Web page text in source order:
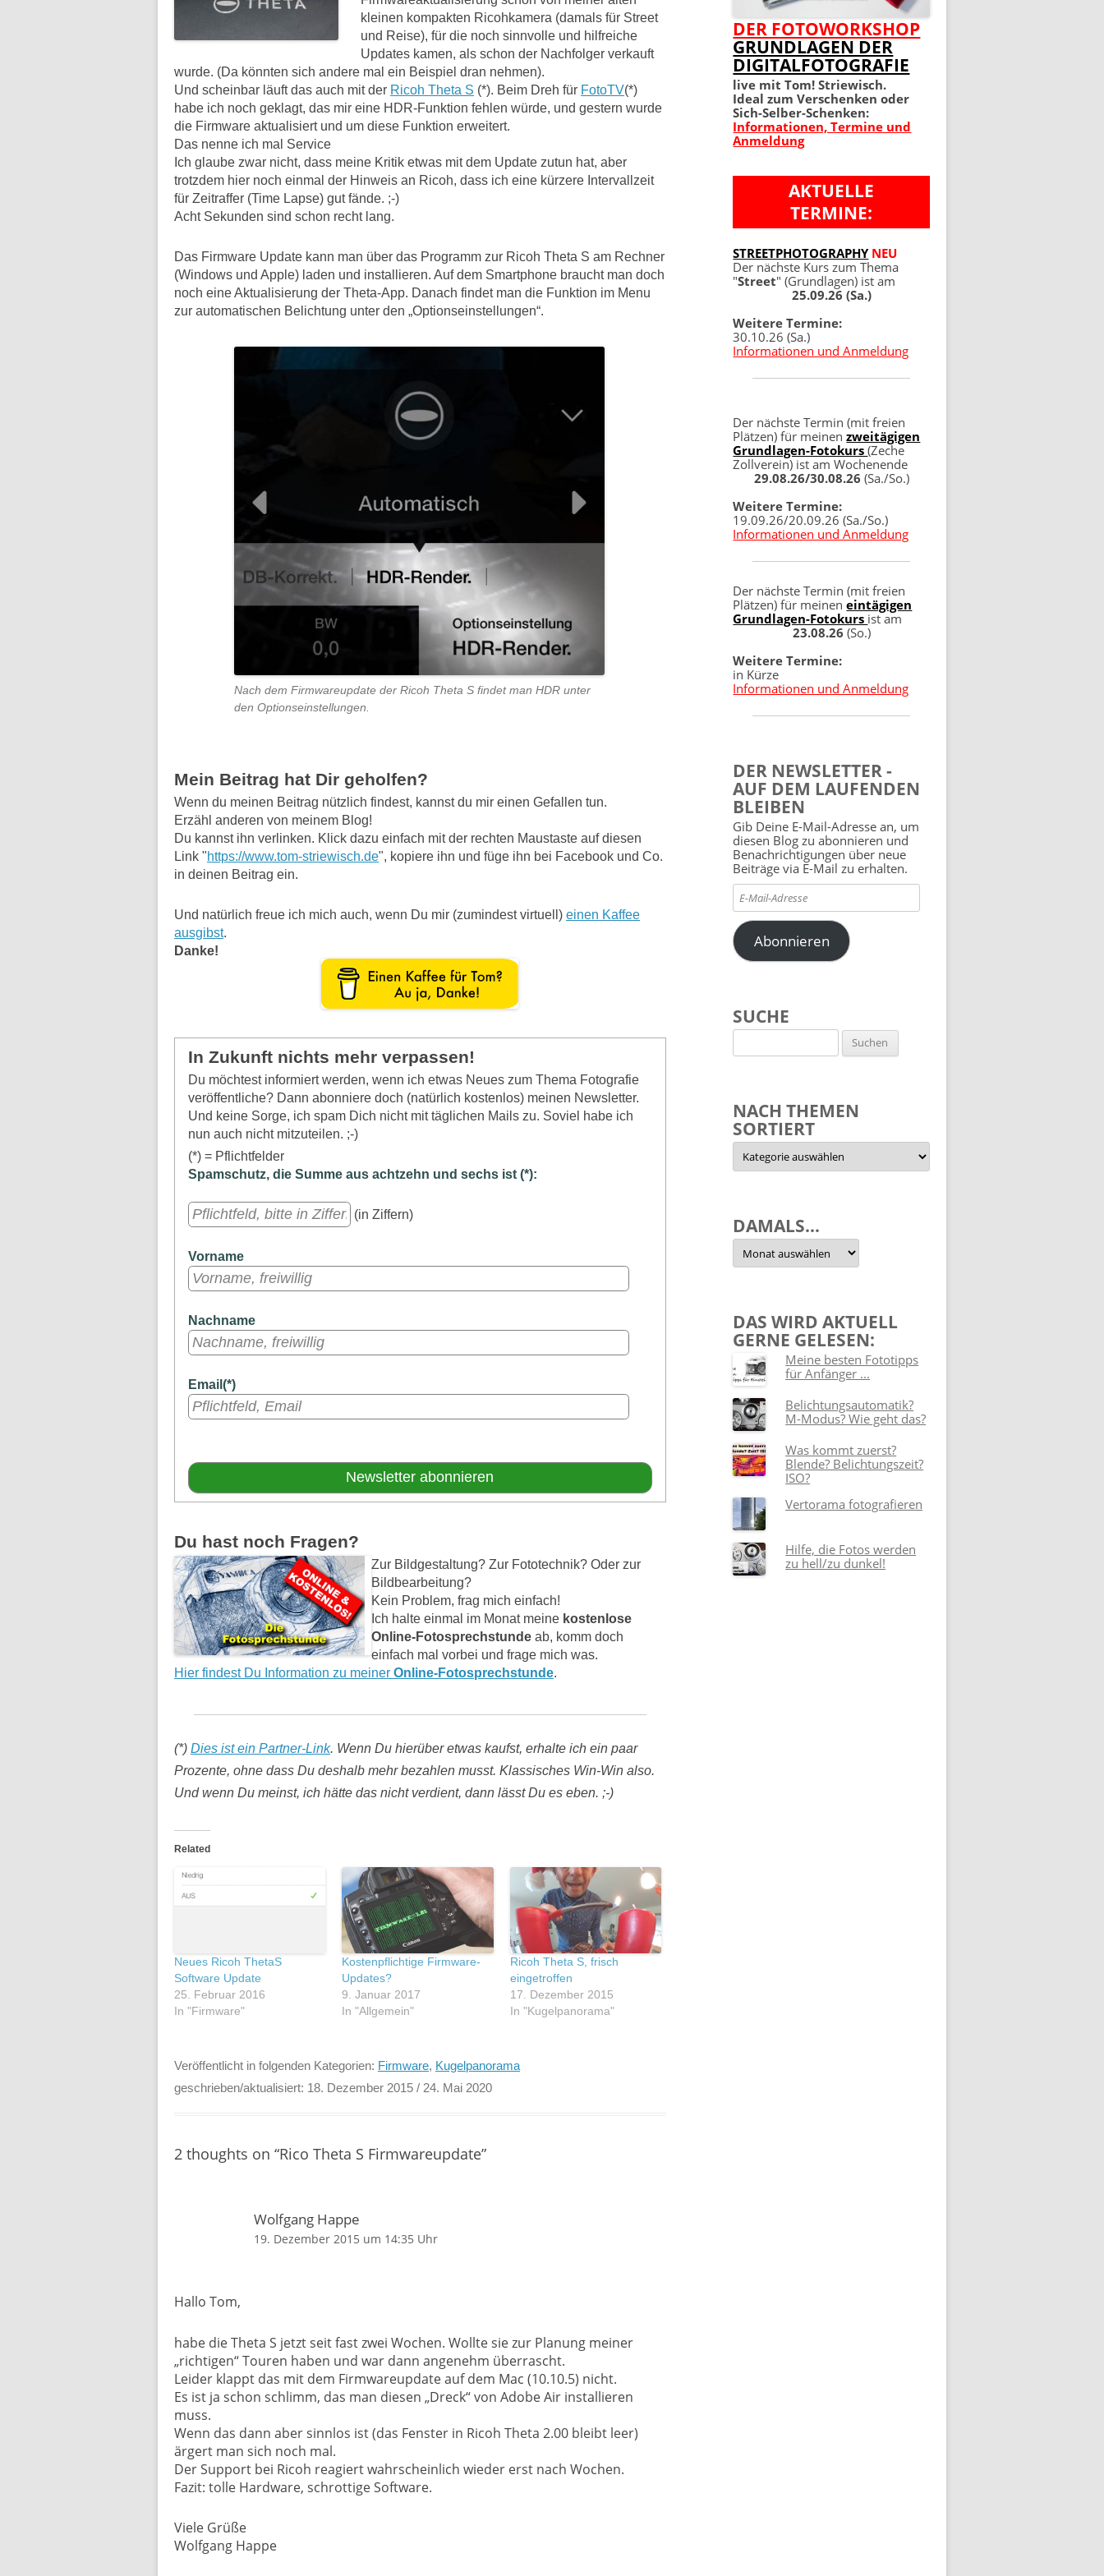
MEIN PERFEKTES FOTO 2.
AUFLAGE
100 TIPPS UND TRICKS 4.
AUFLAGE
SOZIALE NETZWERKE
TOM! UNTERSTÜTZEN
IMPRESSUM
kleinen kompakten Ricohkamera (damals für Street
und Reise), für die noch sinnvolle und hilfreiche
Updates kamen, als schon der Nachfolger verkauft
wurde. (Da könnten sich andere mal ein Beispiel dran nehmen).
Und scheinbar läuft das auch mit der Ricoh Theta S (*). Beim Dreh für FotoTV(*)
habe ich noch geklagt, das mir eine HDR-Funktion fehlen würde, und gestern wurde
die Firmware aktualisiert und um diese Funktion erweitert.
Das nenne ich mal Service
Ich glaube zwar nicht, dass meine Kritik etwas mit dem Update zutun hat, aber
trotzdem hier noch einmal der Hinweis an Ricoh, dass ich eine kürzere Intervallzeit
für Zeitraffer (Time Lapse) gut fände. ;-)
Acht Sekunden sind schon recht lang.
Das Firmware Update kann man über das Programm zur Ricoh Theta S am Rechner
(Windows und Apple) laden und installieren. Auf dem Smartphone braucht man doch
noch eine Aktualisierung der Theta-App. Danach findet man die Funktion im Menu
zur automatischen Belichtung unter den „Optionseinstellungen“.
Nach dem Firmwareupdate der Ricoh Theta S findet man HDR unter
den Optionseinstellungen.
Mein Beitrag hat Dir geholfen?
Wenn du meinen Beitrag nützlich findest, kannst du mir einen Gefallen tun.
Erzähl anderen von meinem Blog!
Du kannst ihn verlinken. Klick dazu einfach mit der rechten Maustaste auf diesen
Link "https://www.tom-striewisch.de", kopiere ihn und füge ihn bei Facebook und Co.
in deinen Beitrag ein.
Und natürlich freue ich mich auch, wenn Du mir (zumindest virtuell) einen Kaffee
ausgibst.
Danke!
In Zukunft nichts mehr verpassen!
Du möchtest informiert werden, wenn ich etwas Neues zum Thema Fotografie
veröffentliche? Dann abonniere doch (natürlich kostenlos) meinen Newsletter.
Und keine Sorge, ich spam Dich nicht mit täglichen Mails zu. Soviel habe ich
nun auch nicht mitzuteilen. ;-)
(*) = Pflichtfelder
Spamschutz, die Summe aus achtzehn und sechs ist (*):
(in Ziffern)
Vorname
Nachname
Email(*)
Du hast noch Fragen?
Zur Bildgestaltung? Zur Fototechnik? Oder zur
Bildbearbeitung?
Kein Problem, frag mich einfach!
Ich halte einmal im Monat meine kostenlose
Online-Fotosprechstundeab, komm doch
einfach mal vorbei und frage mich was.
Hier findest Du Information zu meiner Online-Fotosprechstunde.
(*) Dies ist ein Partner-Link. Wenn Du hierüber etwas kaufst, erhalte ich ein paar
Prozente, ohne dass Du deshalb mehr bezahlen musst. Klassisches Win-Win also.
Und wenn Du meinst, ich hätte das nicht verdient, dann lässt Du es eben. ;-)
Related
Neues Ricoh ThetaS
Software Update
25. Februar 2016
In "Firmware"
Kostenpflichtige Firmware-
Updates?
9. Januar 2017
In "Allgemein"
Ricoh Theta S, frisch
eingetroffen
17. Dezember 2015
In "Kugelpanorama"
Veröffentlicht in folgenden Kategorien: Firmware, Kugelpanorama
geschrieben/aktualisiert: 18. Dezember 2015 / 24. Mai 2020
2 thoughts on “Rico Theta S Firmwareupdate”
Wolfgang Happe
19. Dezember 2015 um 14:35 Uhr
Hallo Tom,
habe die Theta S jetzt seit fast zwei Wochen. Wollte sie zur Planung meiner
„richtigen“ Touren haben und war dann angenehm überrascht.
Leider klappt das mit dem Firmwareupdate auf dem Mac (10.10.5) nicht.
Es ist ja schon schlimm, das man diesen „Dreck“ von Adobe Air installieren
muss.
Wenn das dann aber sinnlos ist (das Fenster in Ricoh Theta 2.00 bleibt leer)
ärgert man sich noch mal.
Der Support bei Ricoh reagiert wahrscheinlich wieder erst nach Wochen.
Fazit: tolle Hardware, schrottige Software.
Viele Grüße
Wolfgang Happe
DER FOTOWORKSHOP
GRUNDLAGEN DER
DIGITALFOTOGRAFIE
live mit Tom! Striewisch.
Ideal zum Verschenken oder
Sich-Selber-Schenken:
Informationen, Termine und
Anmeldung
AKTUELLE
TERMINE:
STREETPHOTOGRAPHY NEU
Der nächste Kurs zum Thema
"Street" (Grundlagen) ist am
25.09.26 (Sa.)
Weitere Termine:
30.10.26 (Sa.)
Informationen und Anmeldung
Der nächste Termin (mit freien
Plätzen) für meinenzweitägigen
Grundlagen-Fotokurs(Zeche
Zollverein) ist am Wochenende
29.08.26/30.08.26 (Sa./So.)
Weitere Termine:
19.09.26/20.09.26 (Sa./So.)
Informationen und Anmeldung
Der nächste Termin (mit freien
Plätzen) für meineneintägigen
Grundlagen-Fotokurs ist am
23.08.26 (So.)
Weitere Termine:
in Kürze
Informationen und Anmeldung
DER NEWSLETTER -
AUF DEM LAUFENDEN
BLEIBEN
Gib Deine E-Mail-Adresse an, um
diesen Blog zu abonnieren und
Benachrichtigungen über neue
Beiträge via E-Mail zu erhalten.
E-
Mail-
Adresse
Abonnieren
SUCHE
nach:
NACH THEMEN
SORTIERT
Nach
Themen
sortiert
DAMALS…
Damals…
DAS WIRD AKTUELL
GERNE GELESEN:
Meine besten Fototipps
für Anfänger ...
Belichtungsautomatik?
M-Modus? Wie geht das?
Was kommt zuerst?
Blende? Belichtungszeit?
ISO?
Vertorama fotografieren
Hilfe, die Fotos werden
zu hell/zu dunkel!